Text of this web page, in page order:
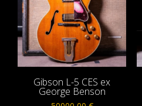
Gibson L-5 CES ex
George Benson